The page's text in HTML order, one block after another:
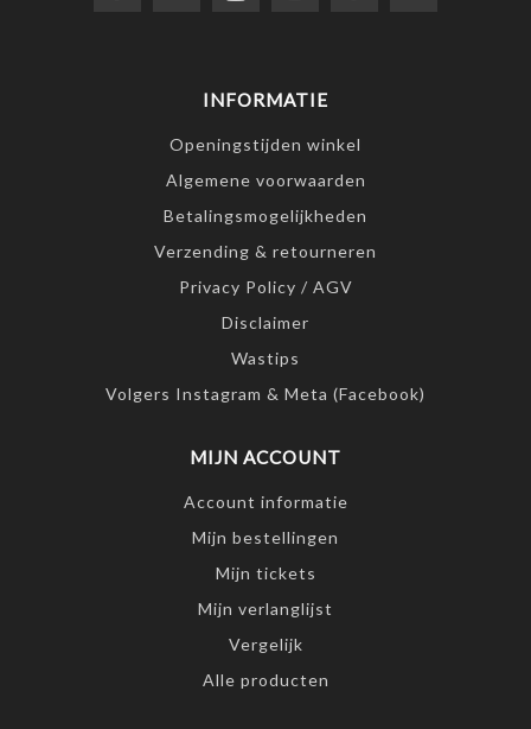
INFORMATIE
Openingstijden winkel
Algemene voorwaarden
Betalingsmogelijkheden
Verzending & retourneren
Privacy Policy / AGV
Disclaimer
Wastips
Volgers Instagram & Meta (Facebook)
MIJN ACCOUNT
Account informatie
Mijn bestellingen
Mijn tickets
Mijn verlanglijst
Vergelijk
Alle producten